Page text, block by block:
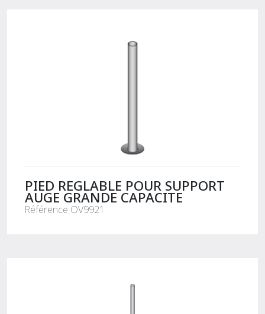
PIED REGLABLE POUR SUPPORT
AUGE GRANDE CAPACITE
Référence OV9921